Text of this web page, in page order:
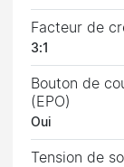
Facteur de
3:1
Bouton de
(EPO)
Oui
Tension de